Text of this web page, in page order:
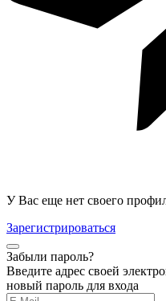
У Вас еще нет своего
Зарегистрироваться
Забыли пароль?
Введите адрес своей
новый пароль для входа